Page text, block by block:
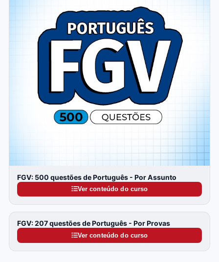
FGV: 500 questões de Português - Por Assunto
Ver conteúdo do curso
FGV: 207 questões de Português - Por Provas
Ver conteúdo do curso